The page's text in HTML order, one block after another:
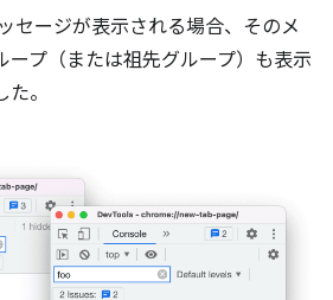
セージが表示される場合、そのメ
ープ（または祖先グループ）も表示
。